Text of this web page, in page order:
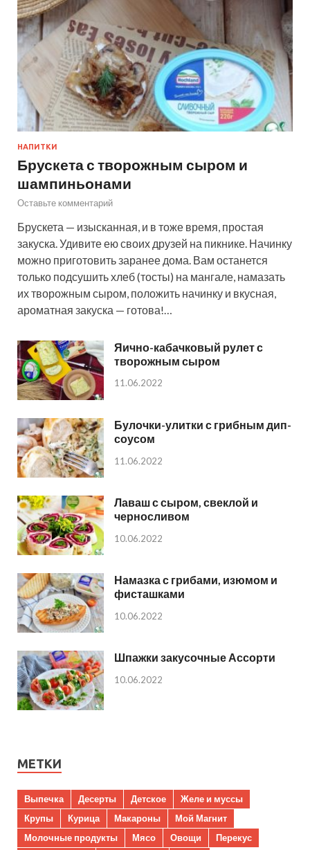
НАПИТКИ
Брускета с творожным сыром и
шампиньонами
Оставьте комментарий
Брускета — изысканная, и в тоже время, простая
закуска. Удивите ею своих друзей на пикнике. Начинку
можно приготовить заранее дома. Вам останется
только подсушить хлеб (тосты) на мангале, намазать
их творожным сыром, положить начинку и вкусная,
ароматная закуска — готова!…
Яично-кабачковый рулет с
творожным сыром
11.06.2022
Булочки-улитки с грибным дип-
соусом
11.06.2022
Лаваш с сыром, свеклой и
черносливом
10.06.2022
Намазка с грибами, изюмом и
фисташками
10.06.2022
Шпажки закусочные Ассорти
10.06.2022
МЕТКИ
Выпечка Десерты Детское
Желе и муссы
Крупы
Курица Макароны
Мой Магнит
Молочные продукты
Мясо Овощи
Перекус